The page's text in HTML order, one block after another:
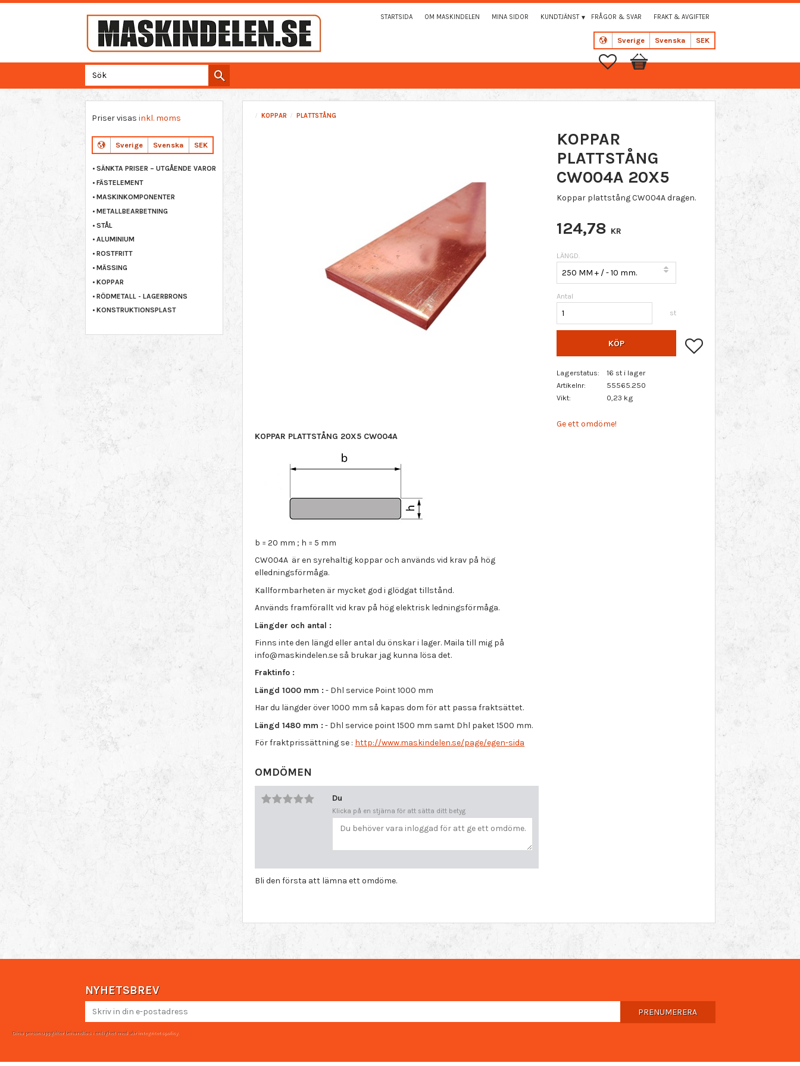
Sverige Svenska SEK
STARTSIDA OM MASKINDELEN MINA SIDOR KUNDTJÄNST FRÅGOR & SVAR FRAKT & AVGIFTER
Favoriter
Kundvagn
KOPPAR PLATTSTÅNG
KOPPAR
PLATTSTÅNG
CW004A 20X5
Koppar plattstång CW004A dragen.
124,78 KR
LÄNGD.
Antal
st
KÖP Lägg till i favoriter
Lagerstatus
16 st i lager
Artikelnr
55565.250
Vikt
0,23 kg
Ge ett omdöme!
KOPPAR PLATTSTÅNG 20X5 CW004A
b = 20 mm ; h = 5 mm
CW004A är en syrehaltig koppar och används vid krav på hög
elledningsförmåga.
Kallformbarheten är mycket god i glödgat tillstånd.
Används framförallt vid krav på hög elektrisk ledningsförmåga.
Längder och antal :
Finns inte den längd eller antal du önskar i lager. Maila till mig på
info@maskindelen.se så brukar jag kunna lösa det.
Fraktinfo :
Längd 1000 mm : - Dhl service Point 1000 mm
Har du längder över 1000 mm så kapas dom för att passa fraktsättet.
Längd 1480 mm : - Dhl service point 1500 mm samt Dhl paket 1500 mm.
För fraktprissättning se : http://www.maskindelen.se/page/egen-sida
OMDÖMEN
Du
Klicka på en stjärna för att sätta ditt betyg
Bli den första att lämna ett omdöme.
Priser visas inkl. moms
Sverige Svenska SEK
SÄNKTA PRISER – UTGÅENDE VAROR
FÄSTELEMENT
MASKINKOMPONENTER
METALLBEARBETNING
STÅL
ALUMINIUM
ROSTFRITT
MÄSSING
KOPPAR
RÖDMETALL - LAGERBRONS
KONSTRUKTIONSPLAST
NYHETSBREV
PRENUMERERA
Dina personuppgifter behandlas i enlighet med vår integritetspolicy.